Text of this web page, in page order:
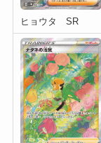
ヒョウタ SR